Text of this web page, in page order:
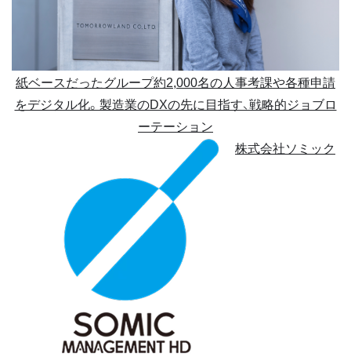
紙ベースだったグループ約2,000名の人事考課や各種申請
をデジタル化。製造業のDXの先に目指す、戦略的ジョブロ
ーテーション
株式会社ソミック